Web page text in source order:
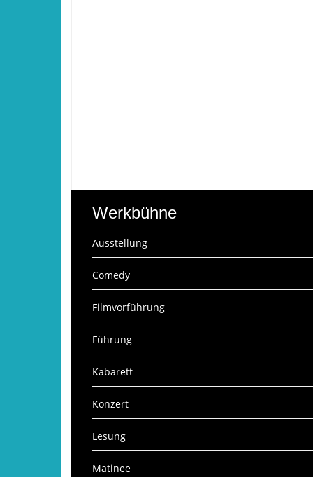
Werkbühne
Ausstellung
Comedy
Filmvorführung
Führung
Kabarett
Konzert
Lesung
Matinee